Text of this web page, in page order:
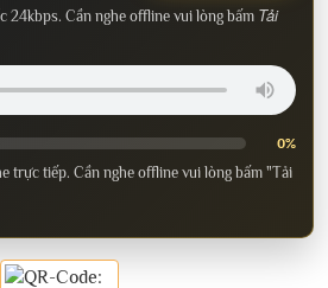
24kbps. Cần nghe offline vui lòng bấm Tải
0%
trực tiếp. Cần nghe offline vui lòng bấm "Tải